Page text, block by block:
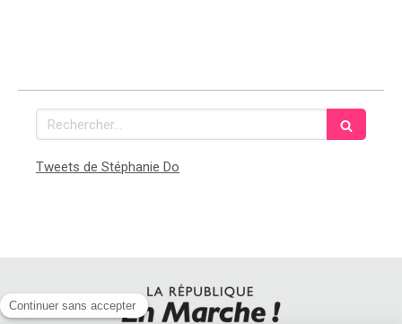
Rechercher
Tweets de Stéphanie Do